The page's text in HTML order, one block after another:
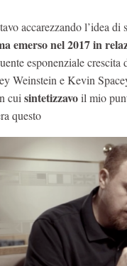
accarezzando l’idea
emerso nel 2017 in
esponenziale
Weinstein e Kevin
cui sintetizzavoil mio
questo